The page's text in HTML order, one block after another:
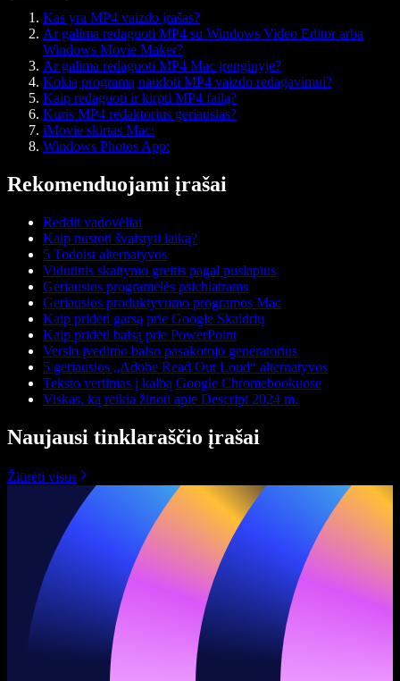
Kas yra MP4 vaizdo įrašas?
Ar galima redaguoti MP4 su Windows Video Editor arba
Windows Movie Maker?
Ar galima redaguoti MP4 Mac įrenginyje?
Kokią programą naudoti MP4 vaizdo redagavimui?
Kaip redaguoti ir kirpti MP4 failą?
Kuris MP4 redaktorius geriausias?
iMovie skirtas Mac:
Windows Photos App:
Rekomenduojami įrašai
Reddit vadovėliai
Kaip nustoti švaistyti laiką?
5 Todoist alternatyvos
Vidutinis skaitymo greitis pagal puslapius
Geriausios programėlės psichiatrams
Geriausios produktyvumo programos Mac
Kaip pridėti garsą prie Google Skaidrių
Kaip pridėti balsą prie PowerPoint
Verslo įvedimo balso pasakotojo generatorius
5 geriausios „Adobe Read Out Loud“ alternatyvos
Teksto vertimas į kalbą Google Chromebookuose
Viskas, ką reikia žinoti apie Descript 2024 m.
Naujausi tinklaraščio įrašai
Žiūrėti visus